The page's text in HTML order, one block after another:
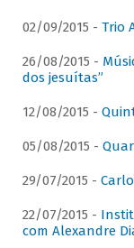
02/09/2015 - Trio
26/08/2015 -
dos jesuítas”
12/08/2015 -
05/08/2015 -
29/07/2015 -
22/07/2015 -
com Alexandre